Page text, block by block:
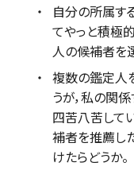
自分の所属す
てやっと積極
人の候補者を
複数の鑑定人
うが，私の関
四苦八苦して
補者を推薦し
けたらどうか。